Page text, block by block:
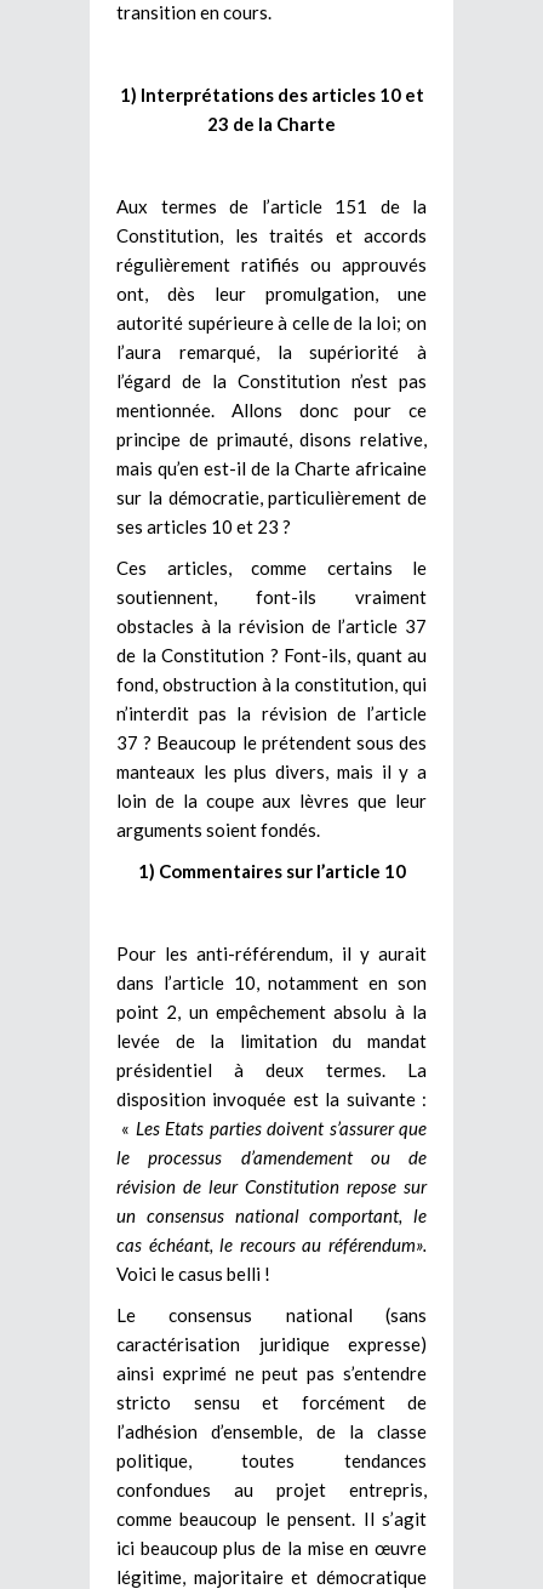
transition en cours.
1) Interprétations des articles 10 et
23 de la Charte
Aux termes de l’article 151 de la
Constitution, les traités et accords
régulièrement ratifiés ou approuvés
ont, dès leur promulgation, une
autorité supérieure à celle de la loi; on
l’aura remarqué, la supériorité à
l’égard de la Constitution n’est pas
mentionnée. Allons donc pour ce
principe de primauté, disons relative,
mais qu’en est-il de la Charte africaine
sur la démocratie, particulièrement de
ses articles 10 et 23 ?
Ces articles, comme certains le
soutiennent, font-ils vraiment
obstacles à la révision de l’article 37
de la Constitution ? Font-ils, quant au
fond, obstruction à la constitution, qui
n’interdit pas la révision de l’article
37 ? Beaucoup le prétendent sous des
manteaux les plus divers, mais il y a
loin de la coupe aux lèvres que leur
arguments soient fondés.
1) Commentaires sur l’article 10
Pour les anti-référendum, il y aurait
dans l’article 10, notamment en son
point 2, un empêchement absolu à la
levée de la limitation du mandat
présidentiel à deux termes. La
disposition invoquée est la suivante :
« Les Etats parties doivent s’assurer que
le processus d’amendement ou de
révision de leur Constitution repose sur
un consensus national comportant, le
cas échéant, le recours au référendum».
Voici le casus belli !
Le consensus national (sans
caractérisation juridique expresse)
ainsi exprimé ne peut pas s’entendre
stricto sensu et forcément de
l’adhésion d’ensemble, de la classe
politique, toutes tendances
confondues au projet entrepris,
comme beaucoup le pensent. Il s’agit
ici beaucoup plus de la mise en œuvre
légitime, majoritaire et démocratique